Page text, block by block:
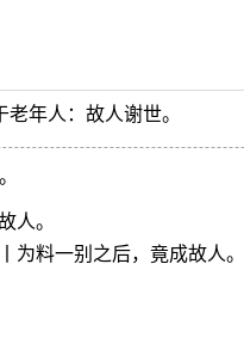
年人：故人谢世。
人。
为料一别之后，竟成故人。